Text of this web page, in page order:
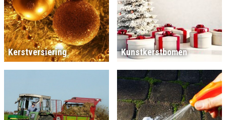
Kerstversiering Kunstkerstbomen